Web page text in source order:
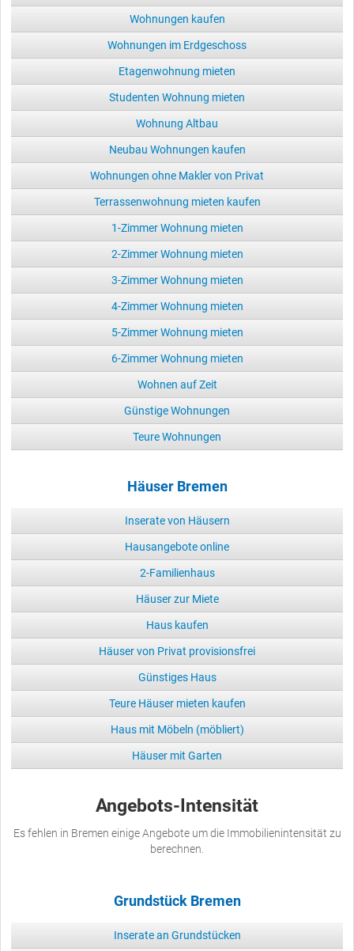
Wohnungen kaufen
Wohnungen im Erdgeschoss
Etagenwohnung mieten
Studenten Wohnung mieten
Wohnung Altbau
Neubau Wohnungen kaufen
Wohnungen ohne Makler von Privat
Terrassenwohnung mieten kaufen
1-Zimmer Wohnung mieten
2-Zimmer Wohnung mieten
3-Zimmer Wohnung mieten
4-Zimmer Wohnung mieten
5-Zimmer Wohnung mieten
6-Zimmer Wohnung mieten
Wohnen auf Zeit
Günstige Wohnungen
Teure Wohnungen
Häuser Bremen
Inserate von Häusern
Hausangebote online
2-Familienhaus
Häuser zur Miete
Haus kaufen
Häuser von Privat provisionsfrei
Günstiges Haus
Teure Häuser mieten kaufen
Haus mit Möbeln (möbliert)
Häuser mit Garten
Angebots-Intensität
Es fehlen in Bremen einige Angebote um die Immobilienintensität zu
berechnen.
Grundstück Bremen
Inserate an Grundstücken